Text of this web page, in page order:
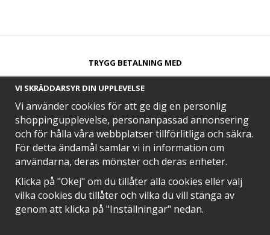
TRYGG BETALNING MED​
SNABB LEVERANS MED
EN DEL AV
VI SKRÄDDARSYR DIN UPPLEVELSE
Vi använder cookies för att ge dig en personlig
shoppingupplevelse, personanpassad annonsering
och för hålla våra webbplatser tillförlitliga och säkra.
För detta ändamål samlar vi in information om
användarna, deras mönster och deras enheter.
Klicka på "Okej" om du tillåter alla cookies eller välj
vilka cookies du tillåter och vilka du vill stänga av
genom att klicka på "Inställningar" nedan.